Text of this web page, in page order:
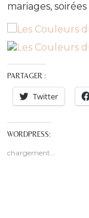
mariages,
PARTAGER :
Twitter
WORDPRESS:
chargement…